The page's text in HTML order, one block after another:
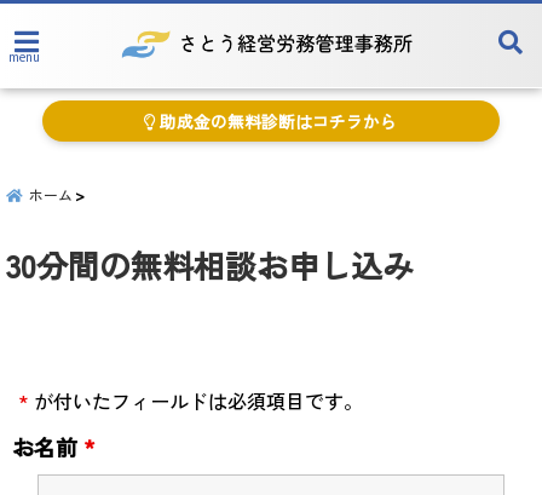
menu
助成金の無料診断はコチラから
ホーム
30分間の無料相談お申し込み
* が付いたフィールドは必須項目です。
お名前 *